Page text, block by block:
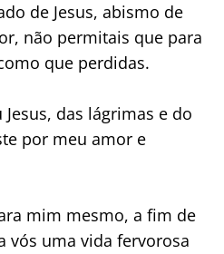
de Jesus, abismo de
não permitais que para
que perdidas.
das lágrimas e do
por meu amor e
mim mesmo, a fim de
vós uma vida fervorosa